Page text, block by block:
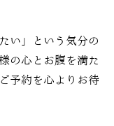
い」という気分の
の心とお腹を満た
予約を心よりお待